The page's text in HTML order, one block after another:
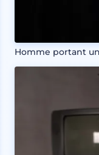
Homme portant